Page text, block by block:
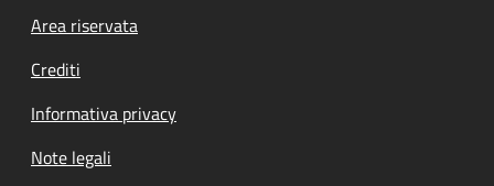
Footer menu
Area riservata
Crediti
Informativa privacy
Note legali